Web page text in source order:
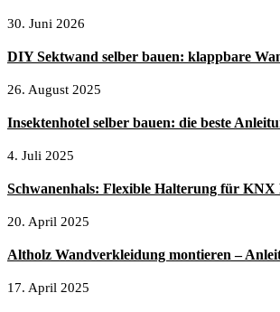
30. Juni 2026
DIY Sektwand selber bauen: klappbare
26. August 2025
Insektenhotel selber bauen: die beste
4. Juli 2025
Schwanenhals: Flexible Halterung für KNX
20. April 2025
Altholz Wandverkleidung montieren –
17. April 2025